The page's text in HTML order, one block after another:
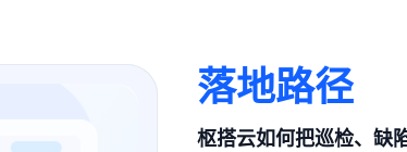
落地路径
枢搭云如何把巡检、缺